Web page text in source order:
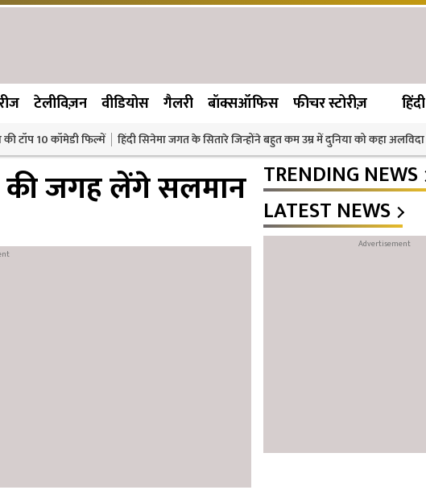
टेलीविज़न वीडियोस गैलरी बॉक्सऑफिस फीचर स्टोरीज़ हिंदी
की टॉप 10 कॉमेडी फिल्में हिंदी सिनेमा जगत के सितारे जिन्होंने बहुत कम उम्र में दुनिया को कहा अलविदा
की जगह लेंगे सलमान TRENDING NEWS
LATEST NEWS